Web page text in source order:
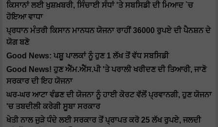
ਕਿਸਾਨਾਂ ਲਈ ਖੁਸ਼ਖ਼ਬਰੀ, ਸਿੰਚਾਈ ਸੰਧਾਂ 'ਤੇ ਸਬਸਿਡੀ ਦੀ ਮਿਆਦ `ਚ
ਹੋਇਆ ਵਾਧਾ
ਪ੍ਰਧਾਨ ਮੰਤਰੀ ਕਿਸਾਨ ਮਾਨਧਨ ਯੋਜਨਾ ਰਾਹੀਂ 36000 ਰੁਪਏ ਦੀ ਪੈਨਸ਼ਨ ਦੇ
ਯੋਗ ਬਣੋ
Good News: ਪਸ਼ੂ ਪਾਲਕਾਂ ਨੂੰ ਹੁਣ 1 ਲੱਖ ਤੋਂ ਵੱਧ ਸਬਸਿਡੀ
Good News! ਹੁਣ ਐੱਮ.ਐੱਸ.ਪੀ 'ਤੇ ਪਰਾਲੀ ਖਰੀਦਣ ਦੀ ਤਿਆਰੀ, ਜਾਣੋ
ਸਰਕਾਰ ਦੀ ਇਹ ਯੋਜਨਾ
ਘਰ-ਘਰ ਆਟਾ ਵੰਡਣ ਦੀ ਯੋਜਨਾ ਨੂੰ ਹਾਈ ਕੋਰਟ ਵੱਲੋਂ ਪ੍ਰਵਾਨਗੀ, ਹੁਣ ਯੋਜਨਾ
'ਚ ਤਬਦੀਲੀ ਕਰੇਗੀ ਸੂਬਾ ਸਰਕਾਰ
ਖੇਤੀ ਨਾਲ ਜੁੜੇ ਧੰਦੇ ਲਈ ਸਰਕਾਰ ਤੋਂ ਪ੍ਰਾਪਤ ਕਰੋ 25 ਲੱਖ ਰੁਪਏ, ਜਲਦੀ